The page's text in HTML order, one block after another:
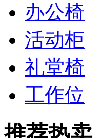
办公椅
活动柜
礼堂椅
工作位